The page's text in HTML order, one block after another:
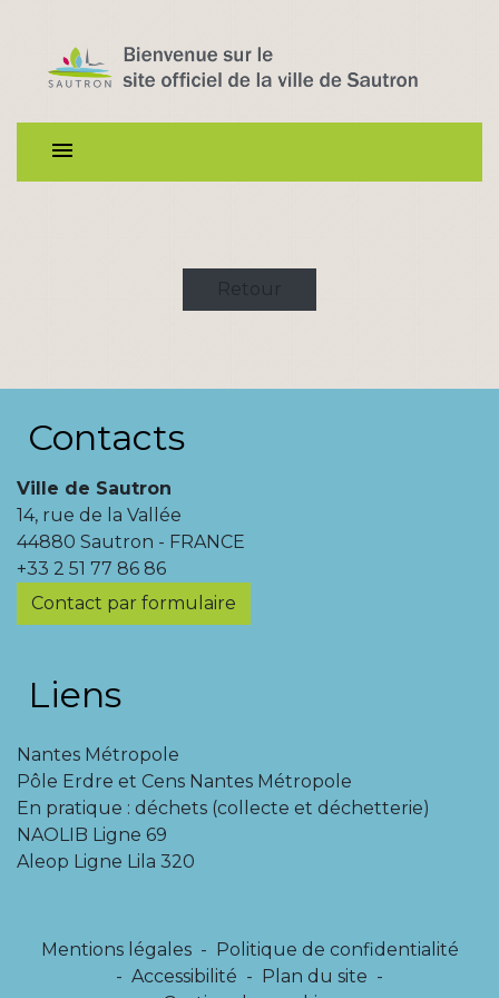
menu
Retour
Contacts
Ville de Sautron
14, rue de la Vallée
44880 Sautron - FRANCE
+33 2 51 77 86 86
Contact par formulaire
Liens
Nantes Métropole
Pôle Erdre et Cens Nantes Métropole
En pratique : déchets (collecte et déchetterie)
NAOLIB Ligne 69
Aleop Ligne Lila 320
Mentions légales - Politique de confidentialité
- Accessibilité - Plan du site -